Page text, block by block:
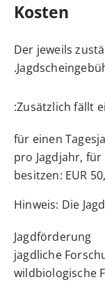
Kosten
Der jeweils
Zusätzlich fällt
für einen
pro Jagdjahr, für
besitzen: EUR
Hinweis: Die
Jagdförderung
jagdliche
wildbiologische